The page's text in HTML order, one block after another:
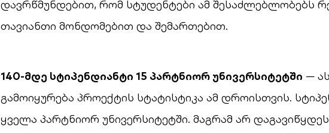
დავრწმუნდებით, რომ სტუდენტები ამ შესაძლებლობებს
თავიანთი მონდომებით და შემართებით.
140-მდე სტიპენდიანტი 15 პარტნიორ უნივერსიტეტში —
გამოიყურება პროექტის სტატისტიკა ამ დროისთვის.
ყველა პარტნიორ უნივერსიტეტში. მაგრამ არ